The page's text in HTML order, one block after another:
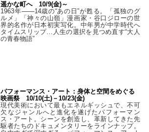
遥かな町へ 10/9(金)～
1963年――14歳の“あの日”が甦る。「孤独のグ
ルメ」「神々の山嶺」漫画家・谷口ジローの世
界的名作が日本初実写化。中年男が中学時代へ
タイムスリップ…人生の選択を見つめ直す“大人
の青春物語”
パフォーマンス・アート：身体と空間をめぐる
映画祭 10/10(土)－10/23(金)
現代美術において最もエネルギッシュで、不可
欠なジャンルへと進化を遂げたパフォーマン
ス・アート。シーンを創造し、革新してきた先
駆者たちのドキュメンタリーをラインナップ。